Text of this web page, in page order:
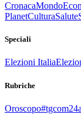
CronacaMondo
PlanetCulturaSalute
Speciali
Elezioni Italia
Rubriche
Oroscopo